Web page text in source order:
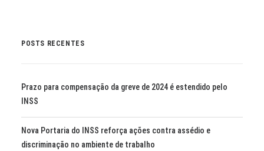
POSTS RECENTES
Prazo para compensação da greve de 2024 é estendido pelo
INSS
Nova Portaria do INSS reforça ações contra assédio e
discriminação no ambiente de trabalho